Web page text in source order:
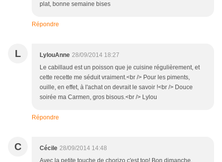
plat, bonne semaine bises
Répondre
L LylouAnne 28/09/2014 18:27
Le cabillaud est un poisson que je cuisine régulièrement, et
cette recette me séduit vraiment.<br /> Pour les piments,
ouille, en effet, à l'achat on devrait le savoir !<br /> Douce
soirée ma Carmen, gros bisous.<br /> Lylou
Répondre
C Cécile 28/09/2014 14:48
Avec la petite touche de chorizo c'est top! Bon dimanche,